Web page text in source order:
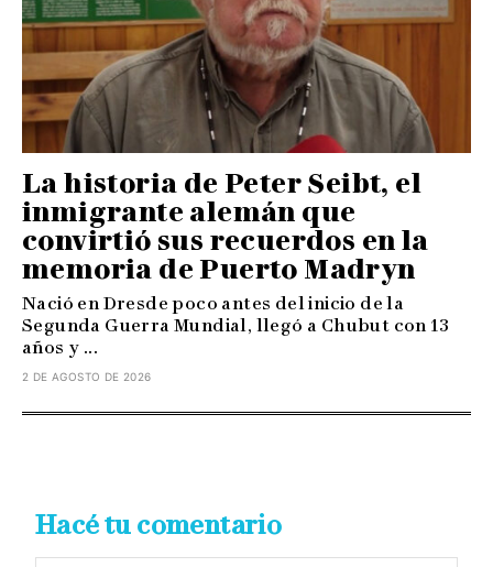
La historia de Peter Seibt, el
inmigrante alemán que
convirtió sus recuerdos en la
memoria de Puerto Madryn
Nació en Dresde poco antes del inicio de la
Segunda Guerra Mundial, llegó a Chubut con 13
años y ...
2 DE AGOSTO DE 2026
Hacé tu comentario